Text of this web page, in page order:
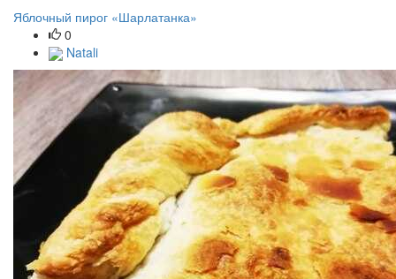
Яблочный пирог «Шарлатанка»
0
Natali